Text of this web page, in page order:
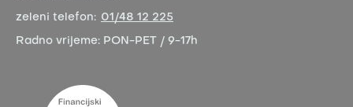
zeleni telefon: 01/48 12 225
Radno vrijeme: PON-PET / 9-17h